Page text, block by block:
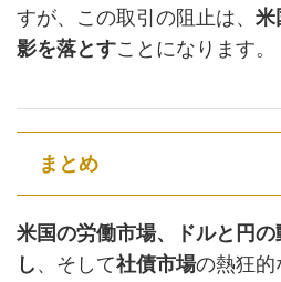
すが、この取引の阻止は、 米
影を落とすことになります。
まとめ
米国の労働市場、ドルと円
し、そして社債市場の熱狂的